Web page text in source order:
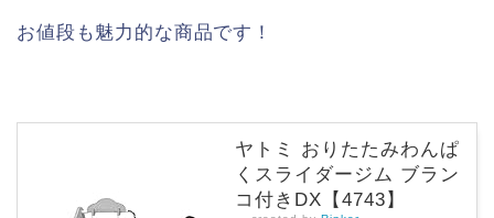
お値段も魅力的な商品です！
ヤトミ おりたたみわんぱ
くスライダージム ブラン
コ付きDX【4743】